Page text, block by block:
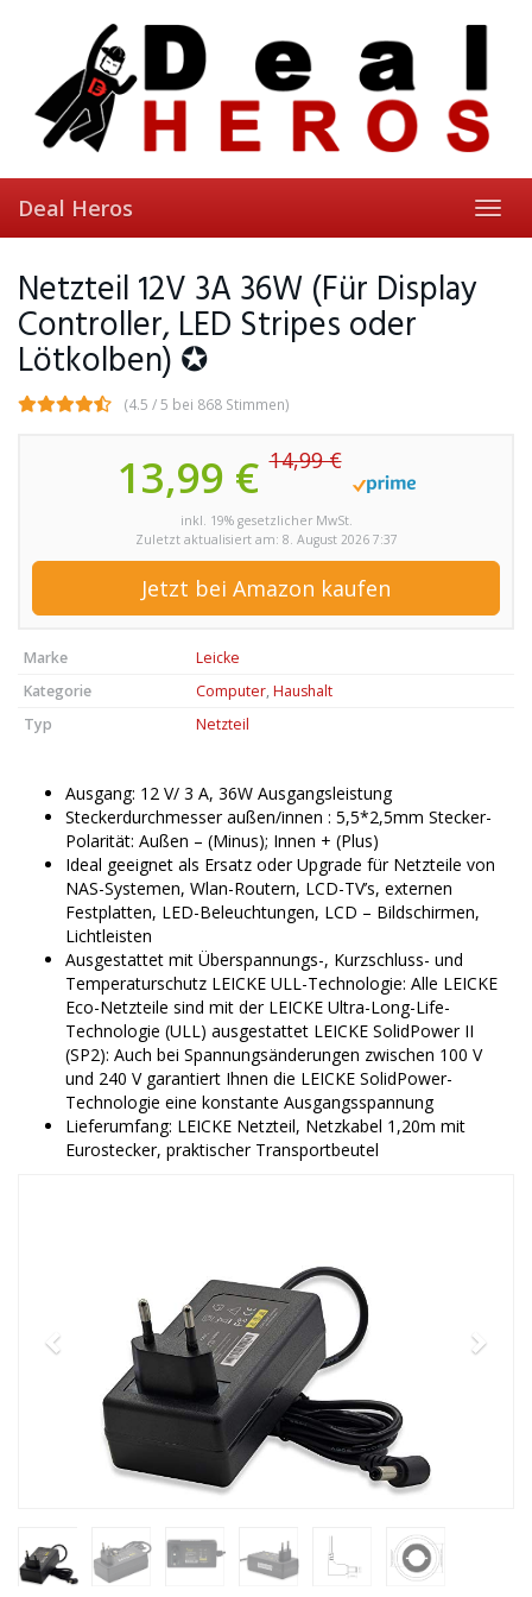
Deal Heros
Netzteil 12V 3A 36W (Für Display
Controller, LED Stripes oder
Lötkolben) ✪
(4.5 / 5 bei 868 Stimmen)
13,99 €14,99 €
inkl. 19% gesetzlicher MwSt.
Zuletzt aktualisiert am: 8. August 2026 7:37
Jetzt bei Amazon kaufen
Marke
Leicke
Kategorie
Computer, Haushalt
Typ
Netzteil
Ausgang: 12 V/ 3 A, 36W Ausgangsleistung
Steckerdurchmesser außen/innen : 5,5*2,5mm Stecker-
Polarität: Außen – (Minus); Innen + (Plus)
Ideal geeignet als Ersatz oder Upgrade für Netzteile von
NAS-Systemen, Wlan-Routern, LCD-TV’s, externen
Festplatten, LED-Beleuchtungen, LCD – Bildschirmen,
Lichtleisten
Ausgestattet mit Überspannungs-, Kurzschluss- und
Temperaturschutz LEICKE ULL-Technologie: Alle LEICKE
Eco-Netzteile sind mit der LEICKE Ultra-Long-Life-
Technologie (ULL) ausgestattet LEICKE SolidPower II
(SP2): Auch bei Spannungsänderungen zwischen 100 V
und 240 V garantiert Ihnen die LEICKE SolidPower-
Technologie eine konstante Ausgangsspannung
Lieferumfang: LEICKE Netzteil, Netzkabel 1,20m mit
Eurostecker, praktischer Transportbeutel